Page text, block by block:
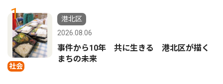
1
社会
港北区
2026.08.06
事件から10年 共に生きる 港北区が描く
まちの未来